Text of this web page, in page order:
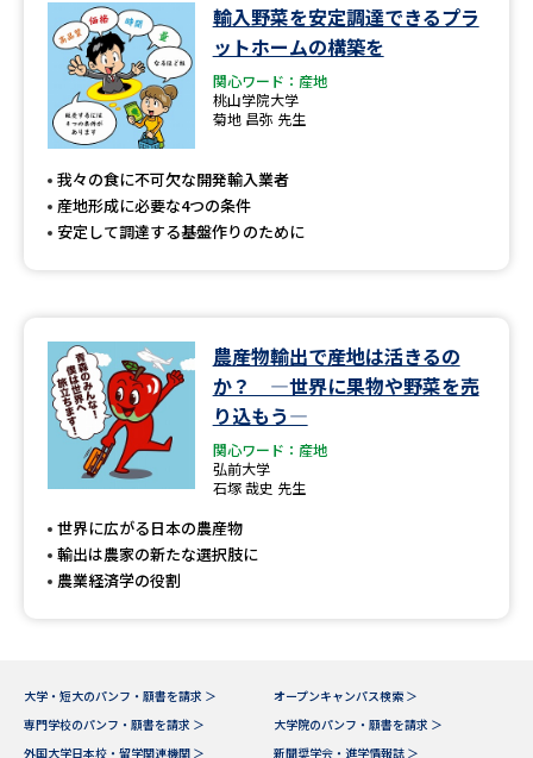
テレメール
お支払いサイト
個人情報取扱規定
特定商取引表記
テレメール進学カタログ
訂正のご案内
輸入野菜を安定調達できるプラ
ットホームの構築を
関心ワード：産地
桃山学院大学
菊地 昌弥 先生
我々の食に不可欠な開発輸入業者
産地形成に必要な4つの条件
安定して調達する基盤作りのために
農産物輸出で産地は活きるの
か？ ―世界に果物や野菜を売
り込もう―
関心ワード：産地
弘前大学
石塚 哉史 先生
世界に広がる日本の農産物
輸出は農家の新たな選択肢に
農業経済学の役割
大学・短大のパンフ・願書を請求 ＞
オープンキャンパス検索 ＞
専門学校のパンフ・願書を請求 ＞
大学院のパンフ・願書を請求 ＞
外国大学日本校・留学関連機関 ＞
新聞奨学会・進学情報誌 ＞